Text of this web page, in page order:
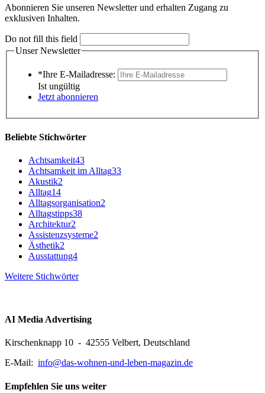
Abonnieren Sie unseren Newsletter und erhalten Zugang zu
exklusiven Inhalten.
Do not fill this field
Unser Newsletter
*Ihre E-Mailadresse:
Ist ungültig
Jetzt abonnieren
Beliebte Stichwörter
Achtsamkeit43
Achtsamkeit im Alltag33
Akustik2
Alltag14
Alltagsorganisation2
Alltagstipps38
Architektur2
Assistenzsysteme2
Ästhetik2
Ausstattung4
Weitere Stichwörter
AI Media Advertising
Kirschenknapp 10 - 42555 Velbert, Deutschland
E-Mail: info@das-wohnen-und-leben-magazin.de
Empfehlen Sie uns weiter